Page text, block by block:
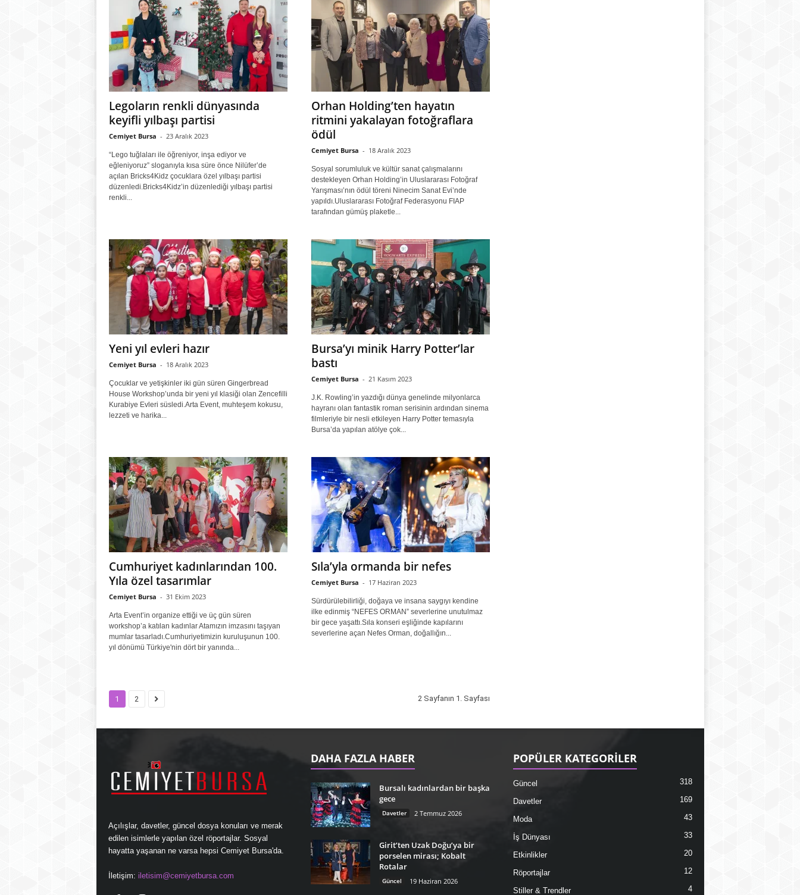
Legoların renkli dünyasında
keyifli yılbaşı partisi
Cemiyet Bursa - 23 Aralık 2023
“Lego tuğlaları ile öğreniyor, inşa ediyor ve
eğleniyoruz” sloganıyla kısa süre önce Nilüfer’de
açılan Bricks4Kidz çocuklara özel yılbaşı partisi
düzenledi.Bricks4Kidz’in düzenlediği yılbaşı partisi
renkli...
Orhan Holding’ten hayatın
ritmini yakalayan fotoğraflara
ödül
Cemiyet Bursa - 18 Aralık 2023
Sosyal sorumluluk ve kültür sanat çalışmalarını
destekleyen Orhan Holding’in Uluslararası Fotoğraf
Yarışması’nın ödül töreni Ninecim Sanat Evi’nde
yapıldı.Uluslararası Fotoğraf Federasyonu FIAP
tarafından gümüş plaketle...
Yeni yıl evleri hazır
Cemiyet Bursa - 18 Aralık 2023
Çocuklar ve yetişkinler iki gün süren Gingerbread
House Workshop’unda bir yeni yıl klasiği olan Zencefilli
Kurabiye Evleri süsledi.Arta Event, muhteşem kokusu,
lezzeti ve harika...
Bursa’yı minik Harry Potter’lar
bastı
Cemiyet Bursa - 21 Kasım 2023
J.K. Rowling’in yazdığı dünya genelinde milyonlarca
hayranı olan fantastik roman serisinin ardından sinema
filmleriyle bir nesli etkileyen Harry Potter temasıyla
Bursa’da yapılan atölye çok...
Cumhuriyet kadınlarından 100.
Yıla özel tasarımlar
Cemiyet Bursa - 31 Ekim 2023
Arta Event’in organize ettiği ve üç gün süren
workshop’a katılan kadınlar Atamızın imzasını taşıyan
mumlar tasarladı.Cumhuriyetimizin kuruluşunun 100.
yıl dönümü Türkiye'nin dört bir yanında...
Sıla’yla ormanda bir nefes
Cemiyet Bursa - 17 Haziran 2023
Sürdürülebilirliği, doğaya ve insana saygıyı kendine
ilke edinmiş “NEFES ORMAN” severlerine unutulmaz
bir gece yaşattı.Sıla konseri eşliğinde kapılarını
severlerine açan Nefes Orman, doğallığın...
1 2 2 Sayfanın 1. Sayfası
Açılışlar, davetler, güncel dosya konuları ve merak
edilen isimlerle yapılan özel röportajlar. Sosyal
hayatta yaşanan ne varsa hepsi Cemiyet Bursa'da.
İletişim: iletisim@cemiyetbursa.com
DAHA FAZLA HABER
Bursalı kadınlardan bir başka
gece
Davetler 2 Temmuz 2026
Girit’ten Uzak Doğu’ya bir
porselen mirası; Kobalt
Rotalar
Güncel 19 Haziran 2026
POPÜLER KATEGORİLER
Güncel 318
Davetler 169
Moda 43
İş Dünyası 33
Etkinlikler 20
Röportajlar 12
Stiller & Trendler 4